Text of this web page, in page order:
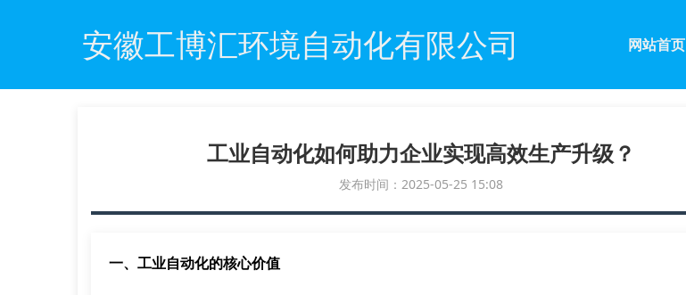
安徽工博汇环境自动化有限公司 网站首页
工业自动化如何助力企业实现高效生产升级？
发布时间：2025-05-25 15:08
一、工业自动化的核心价值